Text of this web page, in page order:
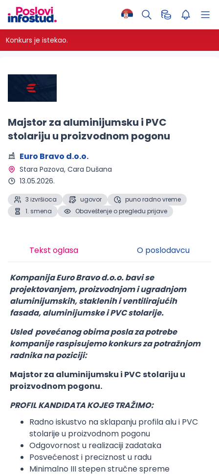
Konkurs je istekao.
Majstor za aluminijumsku i PVC
stolariju u proizvodnom pogonu
Euro Bravo d.o.o.
Stara Pazova, Cara Dušana
13.05.2026.
3 izvršioca ugovor
puno radno vreme
1. smena
Obaveštenje o pregledu prijave
Tekst oglasa O poslodavcu
Kompanija Euro Bravo d.o.o. bavi se
projektovanjem, proizvodnjom i ugradnjom
aluminijumskih, staklenih i ventilirajućih
fasada, aluminijumske i PVC stolarije.
Usled povećanog obima posla za potrebe
kompanije raspisujemo konkurs za potražnjom
radnika na poziciji:
Majstor za aluminijumsku i PVC stolariju u
proizvodnom pogonu.
PROFIL KANDIDATA KOJEG TRAŽIMO:
Radno iskustvo na sklapanju profila alu i PVC
stolarije u proizvodnom pogonu
Odgovornost u realizaciji zadataka
Posvećenost i preciznost u radu
Minimalno III stepen stručne spreme